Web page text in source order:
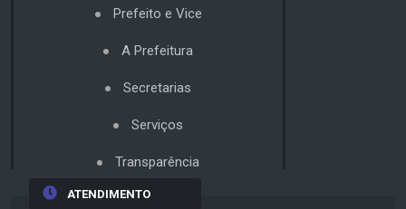
Prefeito e Vice
A Prefeitura
Secretarias
Serviços
Transparência
ATENDIMENTO